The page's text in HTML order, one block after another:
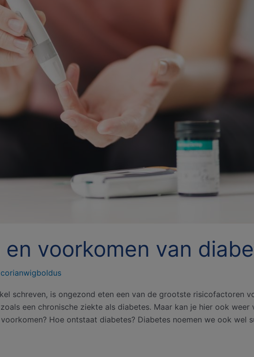
voorkomen van
corianwigboldus
schreven, is ongezond eten een van de grootste risicofactoren
een chronische ziekte als diabetes. Maar kan je hier ook weer
Hoe ontstaat diabetes? Diabetes noemen we ook wel